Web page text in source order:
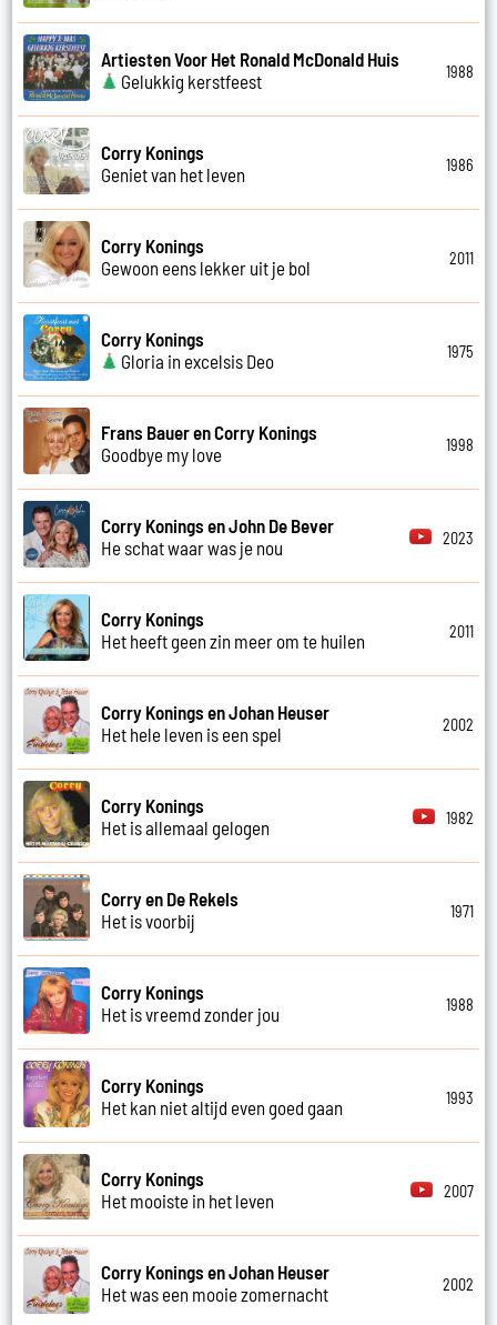
Artiesten Voor Het Ronald McDonald Huis
Gelukkig kerstfeest
1988
Corry Konings
Geniet van het leven
1986
Corry Konings
Gewoon eens lekker uit je bol
2011
Corry Konings
Gloria in excelsis Deo
1975
Frans Bauer en Corry Konings
Goodbye my love
1998
Corry Konings en John De Bever
He schat waar was je nou
2023
Corry Konings
Het heeft geen zin meer om te huilen
2011
Corry Konings en Johan Heuser
Het hele leven is een spel
2002
Corry Konings
Het is allemaal gelogen
1982
Corry en De Rekels
Het is voorbij
1971
Corry Konings
Het is vreemd zonder jou
1988
Corry Konings
Het kan niet altijd even goed gaan
1993
Corry Konings
Het mooiste in het leven
2007
Corry Konings en Johan Heuser
Het was een mooie zomernacht
2002